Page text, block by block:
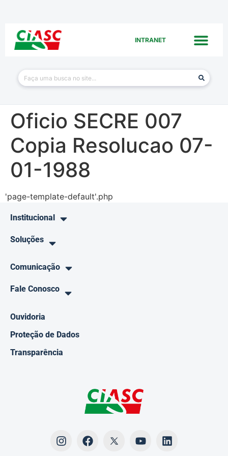
INTRANET
Oficio SECRE 007
Copia Resolucao 07-
01-1988
'page-template-default'.php
Institucional
Soluções
Comunicação
Fale Conosco
Ouvidoria
Proteção de Dados
Transparência